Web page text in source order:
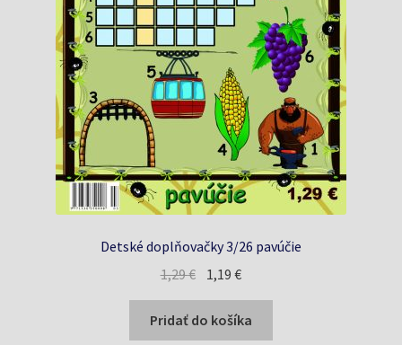
Detské doplňovačky 3/26 pavúčie
1,29€ Pôvodná
bola:
1,29 €.
1,19€Aktuálna
je:
1,19 €.
Pridať do košíka